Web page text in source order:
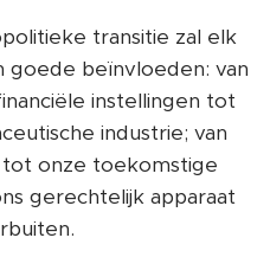
transitie zal elk
goede beïnvloeden: van
instellingen tot
industrie; van
onze toekomstige
gerechtelijk apparaat